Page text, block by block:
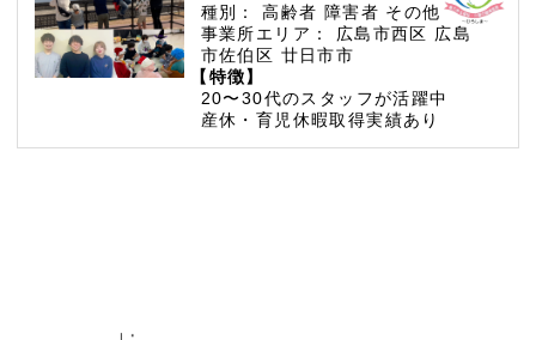
種別： 高齢者 障害者 その他
事業所エリア：
広島市西区 広島
市佐伯区 廿日市市
【特徴】
20〜30代のスタッフが活躍中
産休・育児休暇取得実績あり